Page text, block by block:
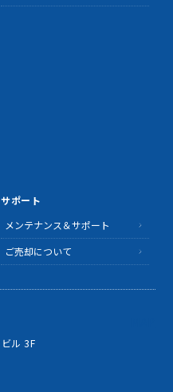
サポート
メンテナンス＆サポート
ご売却について
ル 3F